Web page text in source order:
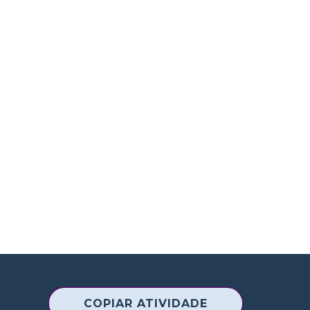
COPIAR ATIVIDADE